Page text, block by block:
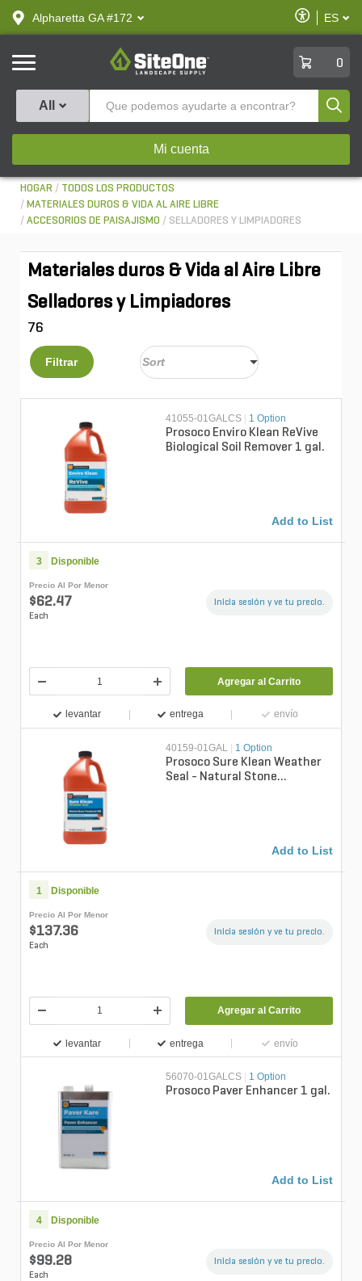
text.skipToContent
text.skipToNavigation
Alpharetta GA #172
Habilitar
ES
SiteOne
0
All
Mi cuenta
HOGAR
TODOS LOS PRODUCTOS
MATERIALES DUROS & VIDA AL AIRE LIBRE
ACCESORIOS DE PAISAJISMO
SELLADORES Y LIMPIADORES
Materiales duros & Vida al Aire Libre
Selladores y Limpiadores
76
Filtrar
41055-01GALCS 1 Option
Prosoco Enviro Klean ReVive
Biological Soil Remover 1 gal.
Add to List
3 Disponible
Precio Al Por Menor
$62.47
Each
Inicia sesión y ve tu precio.
Agregar al Carrito
levantar entrega envío
40159-01GAL | 1 Option
Prosoco Sure Klean Weather
Seal - Natural Stone
Add to List
1 Disponible
Precio Al Por Menor
$137.36
Each
Inicia sesión y ve tu precio.
Agregar al Carrito
levantar entrega envío
56070-01GALCS 1 Option
Prosoco Paver Enhancer 1 gal.
Add to List
4 Disponible
Precio Al Por Menor
$99.28
Each
Inicia sesión y ve tu precio.